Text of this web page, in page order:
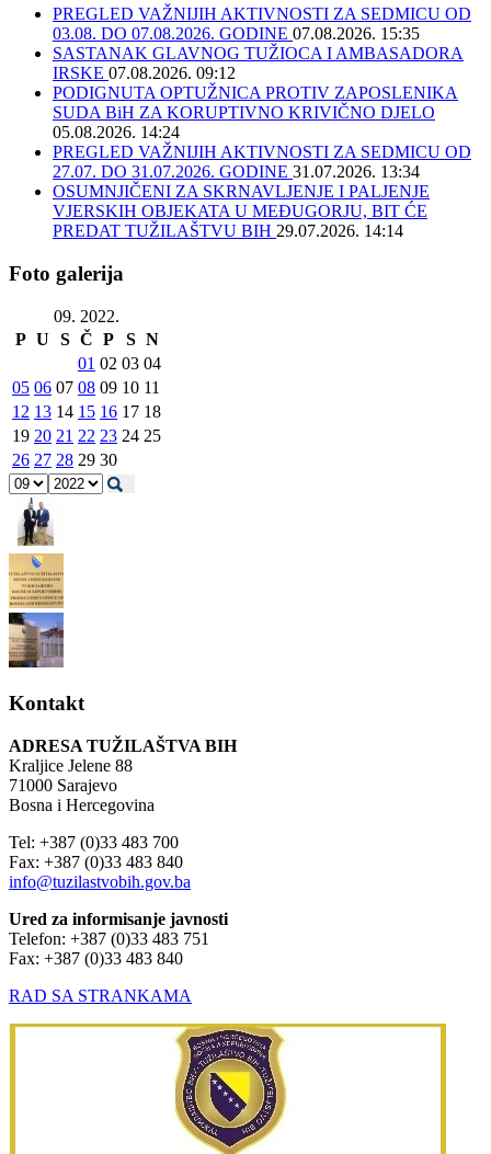
PREGLED VAŽNIJIH AKTIVNOSTI ZA SEDMICU OD
03.08. DO 07.08.2026. GODINE 07.08.2026. 15:35
SASTANAK GLAVNOG TUŽIOCA I AMBASADORA
IRSKE 07.08.2026. 09:12
PODIGNUTA OPTUŽNICA PROTIV ZAPOSLENIKA
SUDA BiH ZA KORUPTIVNO KRIVIČNO DJELO
05.08.2026. 14:24
PREGLED VAŽNIJIH AKTIVNOSTI ZA SEDMICU OD
27.07. DO 31.07.2026. GODINE 31.07.2026. 13:34
OSUMNJIČENI ZA SKRNAVLJENJE I PALJENJE
VJERSKIH OBJEKATA U MEĐUGORJU, BIT ĆE
PREDAT TUŽILAŠTVU BIH 29.07.2026. 14:14
Foto galerija
09. 2022.
P U S Č P S N
01 02 03 04
05 06 07 08 09 10 11
12 13 14 15 16 17 18
19 20 21 22 23 24 25
26 27 28 29 30
Kontakt
ADRESA TUŽILAŠTVA BIH
Kraljice Jelene 88
71000 Sarajevo
Bosna i Hercegovina
Tel: +387 (0)33 483 700
Fax: +387 (0)33 483 840
info@tuzilastvobih.gov.ba
Ured za informisanje javnosti
Telefon: +387 (0)33 483 751
Fax: +387 (0)33 483 840
RAD SA STRANKAMA